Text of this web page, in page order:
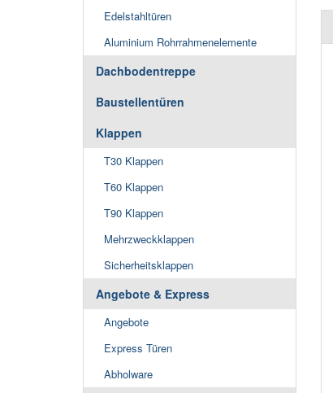
Edelstahltüren
Aluminium Rohrrahmenelemente
Dachbodentreppe
Baustellentüren
Klappen
T30 Klappen
T60 Klappen
T90 Klappen
Mehrzweckklappen
Sicherheitsklappen
Angebote & Express
Angebote
Express Türen
Abholware